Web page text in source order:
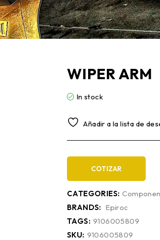
WIPER ARM
In stock
Añadir a la lista de
COTIZAR
CATEGORIES:
BRANDS: Epiroc
TAGS: 9106005809
SKU: 9106005809